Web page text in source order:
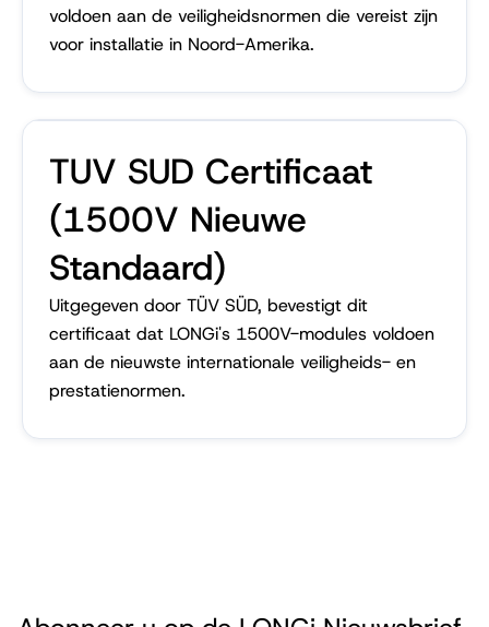
voldoen aan de veiligheidsnormen die vereist zijn
voor installatie in Noord-Amerika.
TUV SUD Certificaat
(1500V Nieuwe
Standaard)
Uitgegeven door TÜV SÜD, bevestigt dit
certificaat dat LONGi's 1500V-modules voldoen
aan de nieuwste internationale veiligheids- en
prestatienormen.